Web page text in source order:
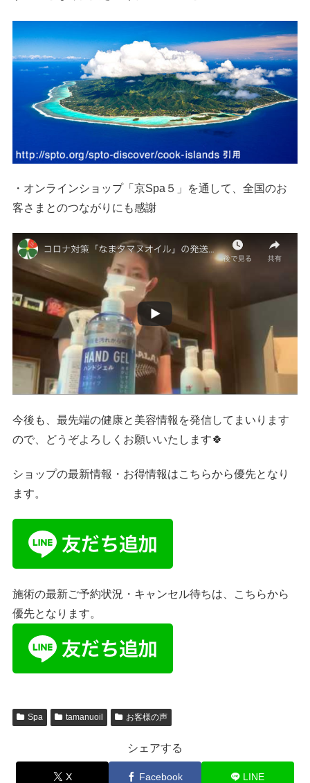
・オンラインショップ「京Spa５」を通して、全国のお
客さまとのつながりにも感謝
今後も、最先端の健康と美容情報を発信してまいります
ので、どうぞよろしくお願いいたします🍀
ショップの最新情報・お得情報はこちらから優先となり
ます。
施術の最新ご予約状況・キャンセル待ちは、こちらから
優先となります。
Spa tamanuoil お客様の声
シェアする
X Facebook LINE